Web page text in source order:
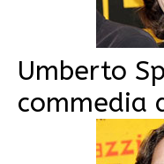
Umberto
commedia